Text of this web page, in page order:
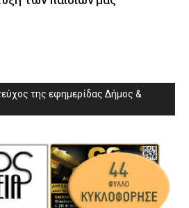
της εφημερίδας Δήμος &